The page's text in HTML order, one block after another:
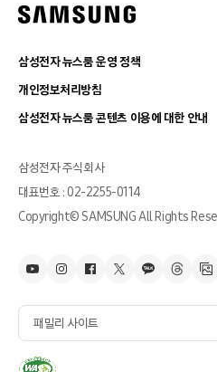
삼성전자 뉴스룸 운영 정책
개인정보처리방침
삼성전자 뉴스룸 콘텐츠 이용에 대한 안내
삼성전자 주식회사
대표번호 : 02-2255-0114
Copyright© SAMSUNG All Rights
패밀리 사이트